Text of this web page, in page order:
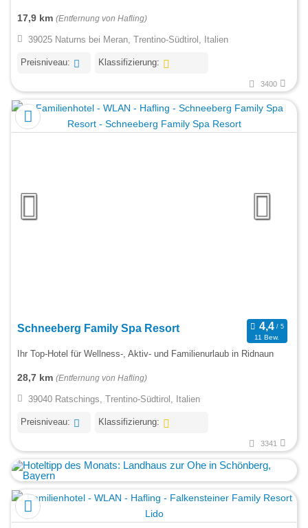
17,9 km (Entfernung von Hafling)
39025 Naturns bei Meran, Trentino-Südtirol, Italien
Preisniveau: Klassifizierung:
3400
Schneeberg Family Spa Resort
11 Bew.
Ihr Top-Hotel für Wellness-, Aktiv- und Familienurlaub in Ridnaun
28,7 km (Entfernung von Hafling)
39040 Ratschings, Trentino-Südtirol, Italien
Preisniveau: Klassifizierung:
3341